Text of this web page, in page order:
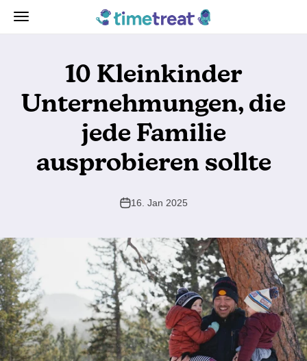
Navigationsmenü öffnen
TimeTreat
10 Kleinkinder
Unternehmungen, die
jede Familie
ausprobieren sollte
16. Jan 2025